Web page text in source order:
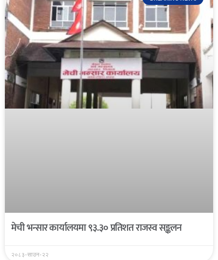
मेची भन्सार कार्यालयमा ९३.३० प्रतिशत राजस्व सङ्कलन
२०८३-साउन-२२